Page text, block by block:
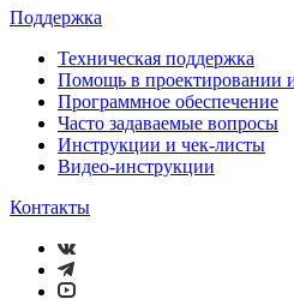
Поддержка
Техническая поддержка
Помощь в проектировании
Программное обеспечение
Часто задаваемые вопросы
Инструкции и чек-листы
Видео-инструкции
Контакты